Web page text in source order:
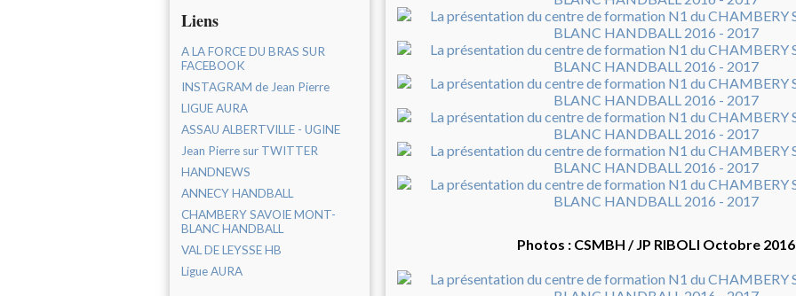
Liens
A LA FORCE DU BRAS SUR
FACEBOOK
INSTAGRAM de Jean Pierre
LIGUE AURA
ASSAU ALBERTVILLE - UGINE
Jean Pierre sur TWITTER
HANDNEWS
ANNECY HANDBALL
CHAMBERY SAVOIE MONT-
BLANC HANDBALL
VAL DE LEYSSE HB
Ligue AURA
Photos : CSMBH / JP RIBOLI Octobre 2016